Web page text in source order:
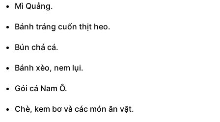
Mì Quảng.
Bánh tráng cuốn thịt heo.
Bún chả cá.
Bánh xèo, nem lụi.
Gỏi cá Nam Ô.
Chè, kem bơ và các món ăn vặt.